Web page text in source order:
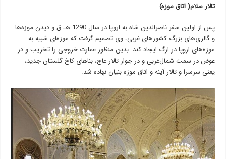
تالار سلام( اتاق موزه)
پس از اولین سفر ناصرالدین شاه به اروپا در سال 1290 هـ.ق و دیدن موزه‌ها
و گالری‌های بزرگ کشورهای غربی، وی تصمیم گرفت که موزه‌ای شبیه به
موزه‌های اروپا در ارگ ایجاد کند. بدین منظور عمارت خروجی را تخریب و در
عوض در سمت شمال‌غربی و در جوار تالار عاج، بناهای کاخ گلستان جدید،
یعنی سرسرا و تالار آینه و اتاق موزه بنیان نهاده شد.